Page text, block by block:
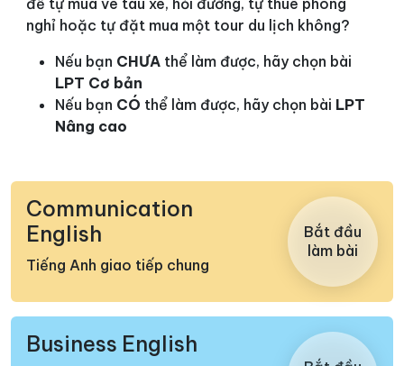
để tự mua vé tàu xe, hỏi đường, tự thuê phòng
nghỉ hoặc tự đặt mua một tour du lịch không?
Nếu bạn CHƯA thể làm được, hãy chọn bài
LPT Cơ bản
Nếu bạn CÓ thể làm được, hãy chọn bài LPT
Nâng cao
Communication
English
Tiếng Anh giao tiếp chung
Bắt đầu
làm bài
Business English